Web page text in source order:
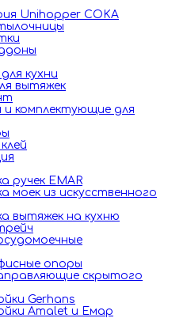
Unihopper COKA
кухни
вытяжек
и комплектующие для
ручек EMAR
моек из искусственного
вытяжек на кухню
опоры
скрытого
Gerhans
Amalet и Емар